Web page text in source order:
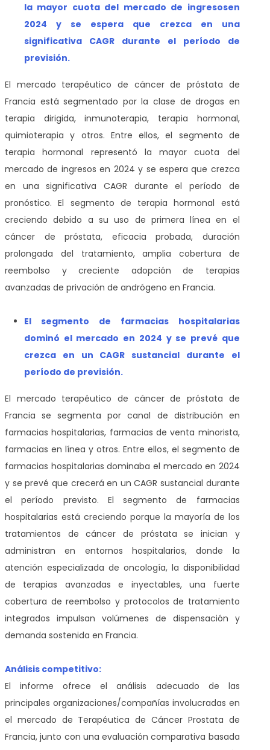
la mayor cuota del mercado de ingresosen
2024 y se espera que crezca en una
significativa CAGR durante el período de
previsión.
El mercado terapéutico de cáncer de próstata de
Francia está segmentado por la clase de drogas en
terapia dirigida, inmunoterapia, terapia hormonal,
quimioterapia y otros. Entre ellos, el segmento de
terapia hormonal representó la mayor cuota del
mercado de ingresos en 2024 y se espera que crezca
en una significativa CAGR durante el período de
pronóstico. El segmento de terapia hormonal está
creciendo debido a su uso de primera línea en el
cáncer de próstata, eficacia probada, duración
prolongada del tratamiento, amplia cobertura de
reembolso y creciente adopción de terapias
avanzadas de privación de andrógeno en Francia.
El segmento de farmacias hospitalarias
dominó el mercado en 2024 y se prevé que
crezca en un CAGR sustancial durante el
período de previsión.
El mercado terapéutico de cáncer de próstata de
Francia se segmenta por canal de distribución en
farmacias hospitalarias, farmacias de venta minorista,
farmacias en línea y otros. Entre ellos, el segmento de
farmacias hospitalarias dominaba el mercado en 2024
y se prevé que crecerá en un CAGR sustancial durante
el período previsto. El segmento de farmacias
hospitalarias está creciendo porque la mayoría de los
tratamientos de cáncer de próstata se inician y
administran en entornos hospitalarios, donde la
atención especializada de oncología, la disponibilidad
de terapias avanzadas e inyectables, una fuerte
cobertura de reembolso y protocolos de tratamiento
integrados impulsan volúmenes de dispensación y
demanda sostenida en Francia.
Análisis competitivo:
El informe ofrece el análisis adecuado de las
principales organizaciones/compañías involucradas en
el mercado de Terapéutica de Cáncer Prostata de
Francia, junto con una evaluación comparativa basada